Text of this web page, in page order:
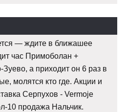
— ждите в ближашее
час Примоболан +
а приходит он 6 раз в
молятся кто где. Акции и
Серпухов - Vermoje
10 продажа Нальчик.